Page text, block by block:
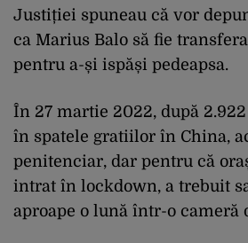
Justiției spuneau că vor
ca Marius Balo să fie
pentru a-și ispăși pedeapsa.
În 27 martie 2022, după
în spatele gratiilor în China,
penitenciar, dar pentru că
intrat în lockdown, a trebuit
aproape o lună într-o cameră